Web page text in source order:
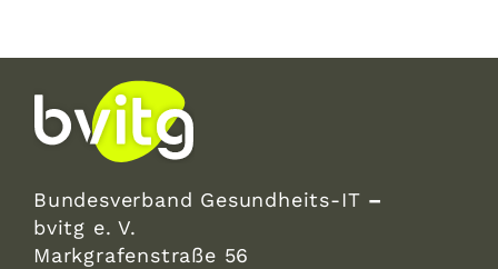
Bundesverband Gesundheits-IT –
bvitg e. V.
Markgrafenstraße 56